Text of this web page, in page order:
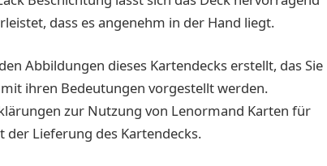
dass es angenehm in der Hand liegt.
Abbildungen dieses Kartendecks erstellt, das Sie
ihren Bedeutungen vorgestellt werden.
zur Nutzung von Lenormand Karten für
der Lieferung des Kartendecks.